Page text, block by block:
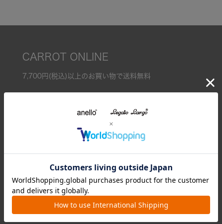
CARROT ONLINE
7,700円(税込)以上のお買い物で送料無料
リュック/バックパック
ショルダーバッグ
トートバッグ
クロスボディ
ボストンバッグ
特集一覧
ランキング
今月のおすすめ
新商品一覧
ニュース・メディア掲載
ロングセラー
バッグのお手入れ方法